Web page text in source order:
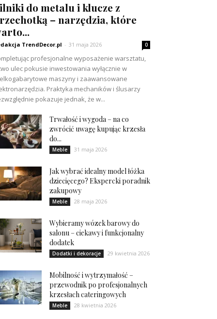
do metalu i klucze z
– narzędzia, które
TrendDecor.pl - 31 maja 2026 0
profesjonalne wyposażenie warsztatu,
ulec pokusie inwestowania wyłącznie w
maszyny i zaawansowane
Praktyka mechaników i ślusarzy
pokazuje jednak, że w...
Trwałość i wygoda – na co
zwrócić uwagę kupując krzesła
do...
Meble 31 maja 2026
Jak wybrać idealny model łóżka
dziecięcego? Ekspercki poradnik
zakupowy
Meble 28 maja 2026
Wybieramy wózek barowy do
salonu – ciekawy i funkcjonalny
dodatek
Dodatki i dekoracje 29 kwietnia 2026
Mobilność i wytrzymałość –
przewodnik po profesjonalnych
krzesłach cateringowych
Meble 28 kwietnia 2026